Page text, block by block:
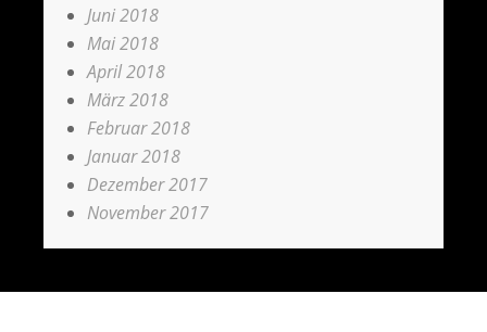
Juni 2018
Mai 2018
April 2018
März 2018
Februar 2018
Januar 2018
Dezember 2017
November 2017